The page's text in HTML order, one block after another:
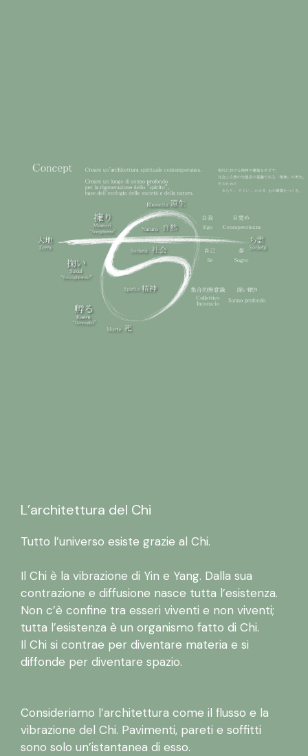
L’architettura del Chi
Tutto l’universo esiste grazie al Chi.
Il Chi è la vibrazione di Yin e Yang. Dalla sua
contrazione e diffusione nasce tutta l’esistenza.
Non c’è confine tra esseri viventi e non viventi;
tutta l’esistenza è un organismo fatto di Chi.
Il Chi si contrae per diventare materia e si
diffonde per diventare spazio.
Consideriamo l’architettura come il flusso e la
vibrazione del Chi. Pavimenti, pareti e soffitti
sono solo un’istantanea di esso.